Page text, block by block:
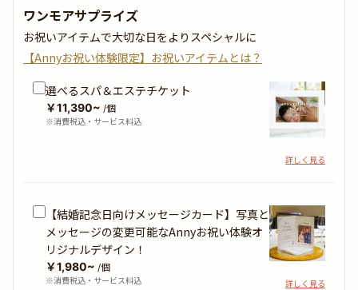
ワンモアサプライズ
お祝いアイテムで大切な日をよりスペシャルに
【Annyお祝い体験限定】お祝いアイテムとは？
選べるスパ＆エステチケット
￥11,390~ /個
※消費税込・サービス料込
詳しく見る
【結婚記念日向けメッセージカード】写真と
メッセージの変更可能なAnnyお祝い体験オ
リジナルデザイン！
￥1,980~ /個
※消費税込・サービス料込
詳しく見る